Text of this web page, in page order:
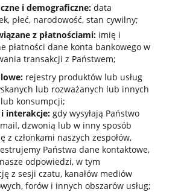
i demograficzne: data
płeć, narodowość, stan cywilny;
z płatnościami: imię i
płatności dane konta bankowego w
transakcji z Państwem;
rejestry produktów lub usług
lub rozważanych lub innych
konsumpcji;
interakcje: gdy wysyłają Państwo
dzwonią lub w inny sposób
z członkami naszych zespołów,
Państwa dane kontaktowe,
odpowiedzi, w tym
z sesji czatu, kanałów mediów
forów i innych obszarów usług;